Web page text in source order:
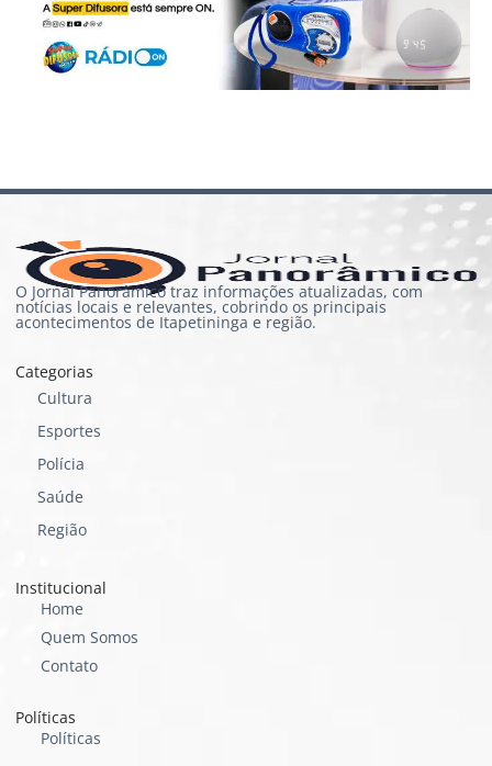
O Jornal Panorâmico traz informações atualizadas, com
notícias locais e relevantes, cobrindo os principais
acontecimentos de Itapetininga e região.
Categorias
Cultura
Esportes
Polícia
Saúde
Região
Institucional
Home
Quem Somos
Contato
Políticas
Políticas